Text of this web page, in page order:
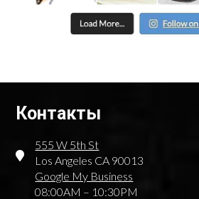
Контакты
555 W 5th St
Los Angeles CA 90013
Google My Business
08:00AM – 10:30PM